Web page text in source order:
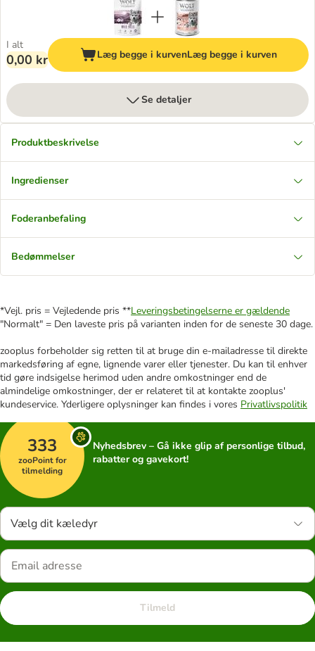
I alt
0,00 kr Læg begge i kurvenLæg begge i kurven
Se detaljer
Produktbeskrivelse
Ingredienser
Foderanbefaling
Bedømmelser
*Vejl. pris = Vejledende pris **Leveringsbetingelserne er gældende
"Normalt" = Den laveste pris på varianten inden for de seneste 30 dage.
zooplus forbeholder sig retten til at bruge din e-mailadresse til direkte
markedsføring af egne, lignende varer eller tjenester. Du kan til enhver
tid gøre indsigelse herimod uden andre omkostninger end de
almindelige omkostninger, der er relateret til at kontakte zooplus'
kundeservice. Yderligere oplysninger kan findes i vores Privatlivspolitik
333
zooPoint for
tilmelding
Nyhedsbrev – Gå ikke glip af personlige tilbud,
rabatter og gavekort!
Vælg dit kæledyr
Tilmeld